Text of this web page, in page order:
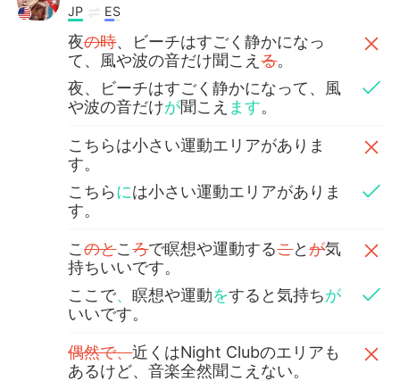
JP ES
夜の時、ビーチはすごく静かになっ
て、風や波の音だけ聞こえる。
夜、ビーチはすごく静かになって、風
や波の音だけが聞こえ ます。
こちらは小さい運動エリアがありま
す。
こちらには小さい運動エリアがありま
す。
このところで瞑想や運動することが気
持ちいいです。
ここで、瞑想や運動をすると気持ちが
いいです。
偶然で、近くはNight Clubのエリアも
あるけど、音楽全然聞こえない。